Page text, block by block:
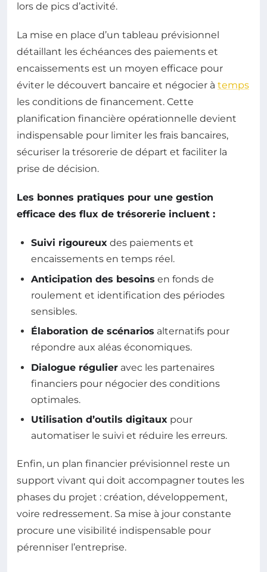
lors de pics d’activité.
La mise en place d’un tableau prévisionnel
détaillant les échéances des paiements et
encaissements est un moyen efficace pour
éviter le découvert bancaire et négocier à temps
les conditions de financement. Cette
planification financière opérationnelle devient
indispensable pour limiter les frais bancaires,
sécuriser la trésorerie de départ et faciliter la
prise de décision.
Les bonnes pratiques pour une gestion
efficace des flux de trésorerie incluent :
Suivi rigoureux des paiements et
encaissements en temps réel.
Anticipation des besoins en fonds de
roulement et identification des périodes
sensibles.
Élaboration de scénarios alternatifs pour
répondre aux aléas économiques.
Dialogue régulier avec les partenaires
financiers pour négocier des conditions
optimales.
Utilisation d’outils digitaux pour
automatiser le suivi et réduire les erreurs.
Enfin, un plan financier prévisionnel reste un
support vivant qui doit accompagner toutes les
phases du projet : création, développement,
voire redressement. Sa mise à jour constante
procure une visibilité indispensable pour
pérenniser l’entreprise.